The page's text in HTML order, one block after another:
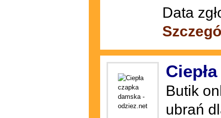
Data
Butik
ubrań